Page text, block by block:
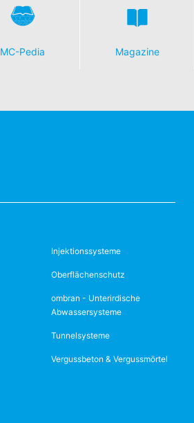
MC-Pedia Magazine
Injektionssysteme
Oberflächenschutz
ombran - Unterirdische
Abwassersysteme
Tunnelsysteme
Vergussbeton & Vergussmörtel